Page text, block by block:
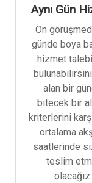
Aynı Gün
Ön
günde boya
hizmet
alan bir
bitecek bir
kriterlerini
ortalama
saatlerinde
teslim
olacağız.